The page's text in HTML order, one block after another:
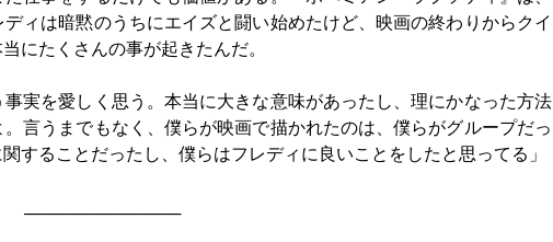
ィは暗黙のうちにエイズと闘い始めたけど、映画の終わりからクイ
にたくさんの事が起きたんだ。
実を愛しく思う。本当に大きな意味があったし、理にかなった方法
言うまでもなく、僕らが映画で描かれたのは、僕らがグループだっ
することだったし、僕らはフレディに良いことをしたと思ってる」
─────────────